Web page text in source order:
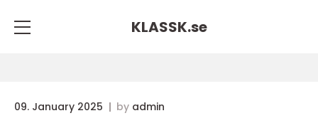
KLASSK.se
09. January 2025 by admin